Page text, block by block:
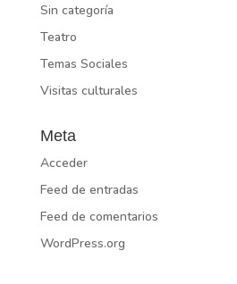
Sin categoría
Teatro
Temas Sociales
Visitas culturales
Meta
Acceder
Feed de entradas
Feed de comentarios
WordPress.org